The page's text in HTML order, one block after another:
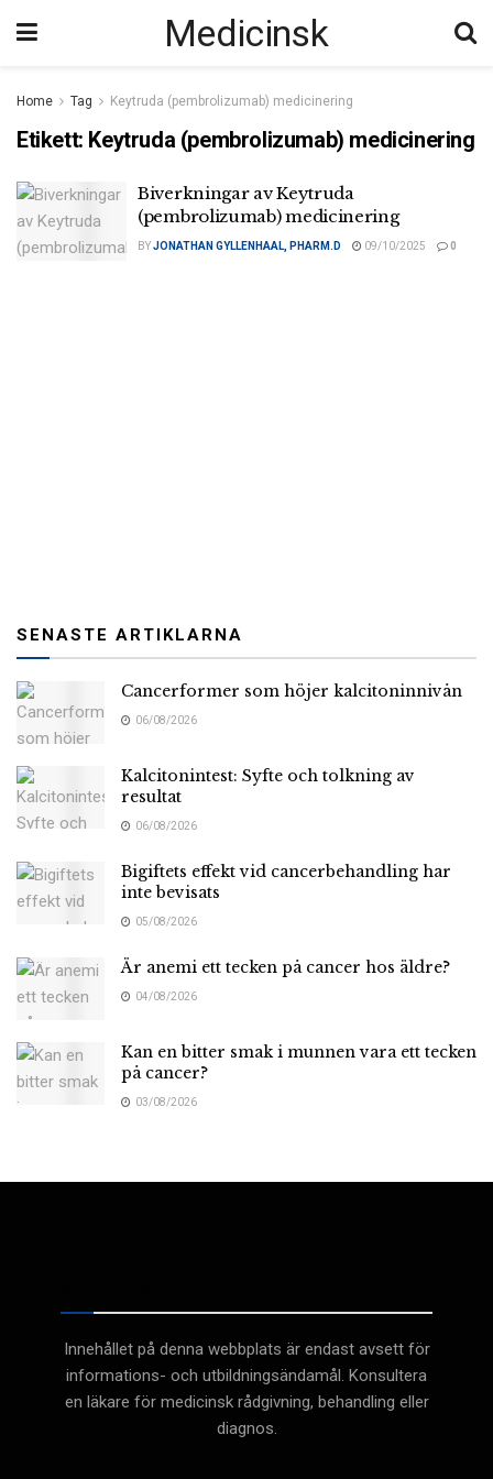
Medicinsk
Home Tag Keytruda (pembrolizumab) medicinering
Etikett: Keytruda (pembrolizumab) medicinering
Biverkningar av Keytruda
(pembrolizumab) medicinering
BYJONATHAN GYLLENHAAL, PHARM.D 09/10/2025 0
SENASTE ARTIKLARNA
Cancerformer som höjer kalcitoninnivån
06/08/2026
Kalcitonintest: Syfte och tolkning av
resultat
06/08/2026
Bigiftets effekt vid cancerbehandling har
inte bevisats
05/08/2026
Är anemi ett tecken på cancer hos äldre?
04/08/2026
Kan en bitter smak i munnen vara ett tecken
på cancer?
03/08/2026
Innehållet på denna webbplats är endast avsett för
informations- och utbildningsändamål. Konsultera
en läkare för medicinsk rådgivning, behandling eller
diagnos.